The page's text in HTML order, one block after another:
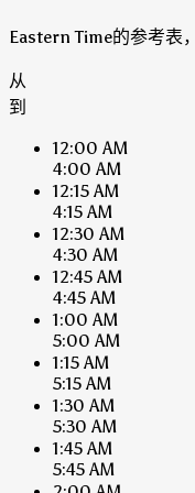
Eastern Time的参考表
从
到
12:00 AM
4:00 AM
12:15 AM
4:15 AM
12:30 AM
4:30 AM
12:45 AM
4:45 AM
1:00 AM
5:00 AM
1:15 AM
5:15 AM
1:30 AM
5:30 AM
1:45 AM
5:45 AM